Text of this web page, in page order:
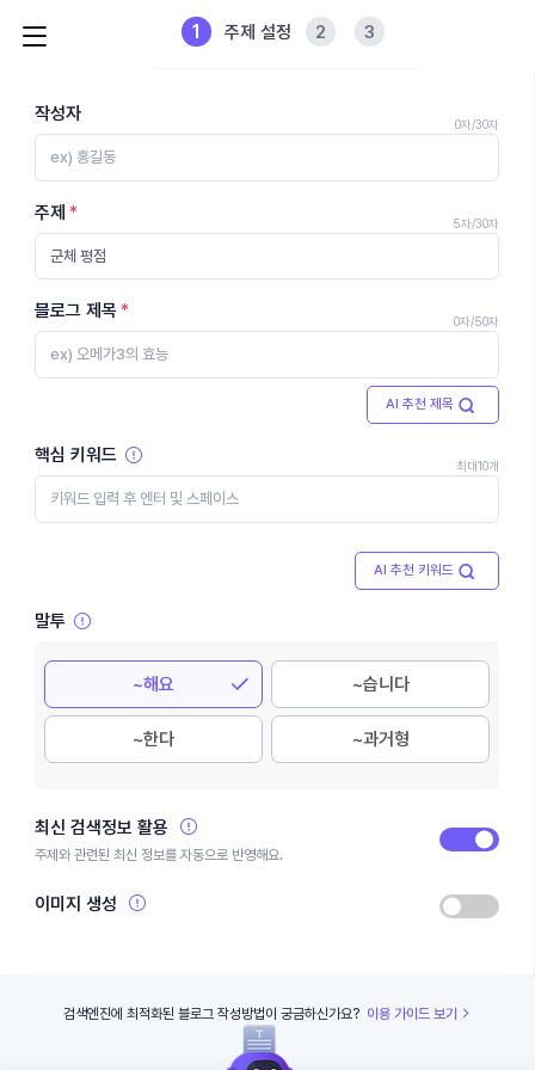
1 주제 설정 2 3
작성자 0자/30자
주제 5자/30자
블로그 제목 0자/50자
AI 추천 제목
핵심 키워드 최대10개
AI 추천 키워드
말투
~해요 ~습니다
~한다 ~과거형
최신 검색정보 활용
주제와 관련된 최신 정보를 자동으로 반영해요.
이미지 생성
검색엔진에 최적화된 블로그 작성방법이 궁금하신가요? 이용 가이드 보기